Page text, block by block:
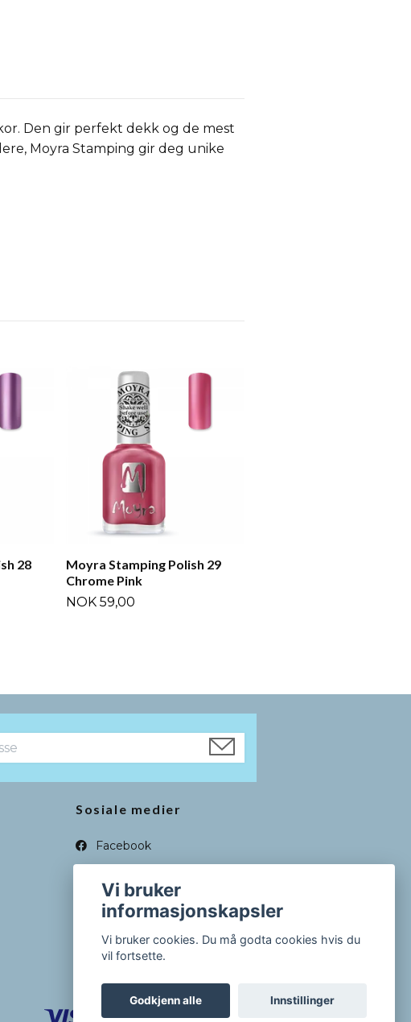
Den gir perfekt dekk og de mest
Moyra Stamping gir deg unike
28
Moyra Stamping Polish 29
Chrome Pink
NOK 59,00
Sosiale medier
Facebook
Vi bruker
informasjonskapsler
Vi bruker cookies. Du må godta cookies hvis du
vil fortsette.
Godkjenn alle Innstillinger